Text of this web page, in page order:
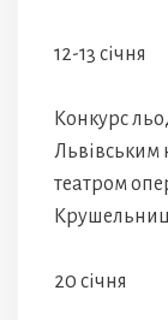
12-13 січня
Конкурс
Львівським
театром
20 січня